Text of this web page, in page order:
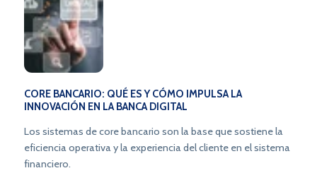
automatización y cumplimiento normativo. Con la
plataforma SecureJourney de Topaz, las entidades pueden
anticipar ataques, detectar anomalías en tiempo real y
asegurar la confianza de clientes y reguladores.
CORE BANCARIO: QUÉ ES Y CÓMO IMPULSA LA
INNOVACIÓN EN LA BANCA DIGITAL
Los sistemas de core bancario son la base que sostiene la
eficiencia operativa y la experiencia del cliente en el sistema
financiero.